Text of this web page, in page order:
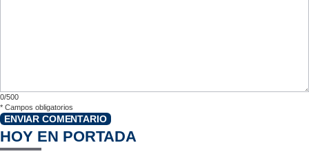
0/500
* Campos obligatorios
ENVIAR COMENTARIO
HOY EN PORTADA